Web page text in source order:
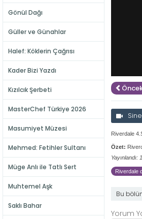
Gönül Dağı
Güller ve Günahlar
Halef: Köklerin Çağrısı
Kader Bizi Yazdı
Kızılcık Şerbeti
MasterChef Türkiye 2026
Masumiyet Müzesi
Mehmed: Fetihler Sultanı
Müge Anlı ile Tatlı Sert
Muhtemel Aşk
Saklı Bahar
Riverdale
Özet:
Yayınlandı:
Riverdale
Bu
Yorum